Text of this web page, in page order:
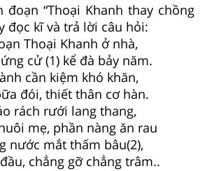
“Thoại Khanh thay chồng
đọc kĩ và trả lời câu hỏi:
Thoại Khanh ở nhà,
cử (1) kể đà bảy năm.
cần kiệm khó khăn,
đói, thiết thân cơ hàn.
rách rưới lang thang,
mẹ, phần nàng ăn rau
nước mắt thấm bâu(2),
chẳng gỡ chẳng trâm..